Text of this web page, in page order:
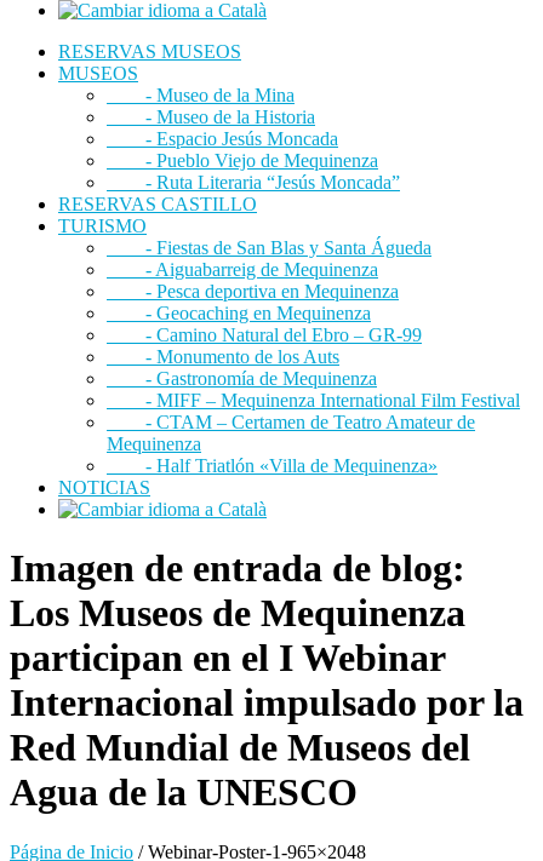
RESERVAS MUSEOS
MUSEOS
- Museo de la Mina
- Museo de la Historia
- Espacio Jesús Moncada
- Pueblo Viejo de Mequinenza
- Ruta Literaria “Jesús Moncada”
RESERVAS CASTILLO
TURISMO
- Fiestas de San Blas y Santa Águeda
- Aiguabarreig de Mequinenza
- Pesca deportiva en Mequinenza
- Geocaching en Mequinenza
- Camino Natural del Ebro – GR-99
- Monumento de los Auts
- Gastronomía de Mequinenza
- MIFF – Mequinenza International Film Festival
- CTAM – Certamen de Teatro Amateur de
Mequinenza
- Half Triatlón «Villa de Mequinenza»
NOTICIAS
Imagen de entrada de blog:
Los Museos de Mequinenza
participan en el I Webinar
Internacional impulsado por la
Red Mundial de Museos del
Agua de la UNESCO
Página de Inicio /Webinar-Poster-1-965×2048